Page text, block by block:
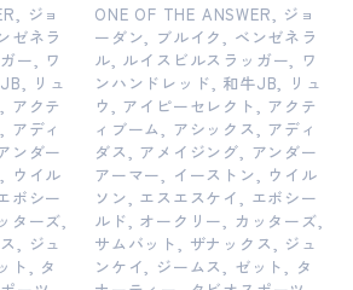
ジョ
ゼネラ
ー, ワ
リュ
アクテ
アディ
ンダー
ウイル
ボシー
ターズ,
, ジュ
ト, タ
ONE OF THE ANSWER, ジョ
ーダン, ブルイク, ベンゼネラ
ル, ルイスビルスラッガー, ワ
ンハンドレッド, 和牛JB, リュ
ウ, アイピーセレクト, アクテ
ィブーム, アシックス, アディ
ダス, アメイジング, アンダー
アーマー, イーストン, ウイル
ソン, エスエスケイ, エボシー
ルド, オークリー, カッターズ,
サムバット, ザナックス, ジュ
ンケイ, ジームス, ゼット, タ